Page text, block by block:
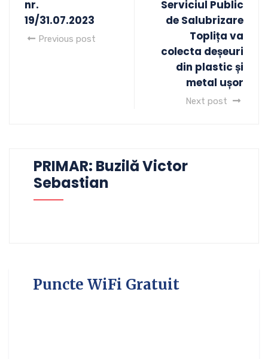
nr.
19/31.07.2023
Previous post
Serviciul Public
de Salubrizare
Toplița va
colecta deșeuri
din plastic și
metal ușor
Next post
PRIMAR: Buzilă Victor
Sebastian
Puncte WiFi Gratuit